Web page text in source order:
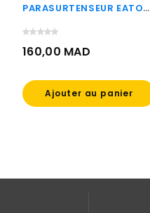
PARASURTENSEUR EATON
(PS4F)
160,00 MAD
Ajouter au panier